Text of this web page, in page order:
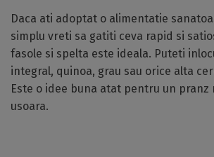
Daca ati adoptat o alimentatie
simplu vreti sa gatiti ceva rapid si
fasole si spelta este ideala. Puteti
integral, quinoa, grau sau orice alta
Este o idee buna atat pentru un pranz
usoara.